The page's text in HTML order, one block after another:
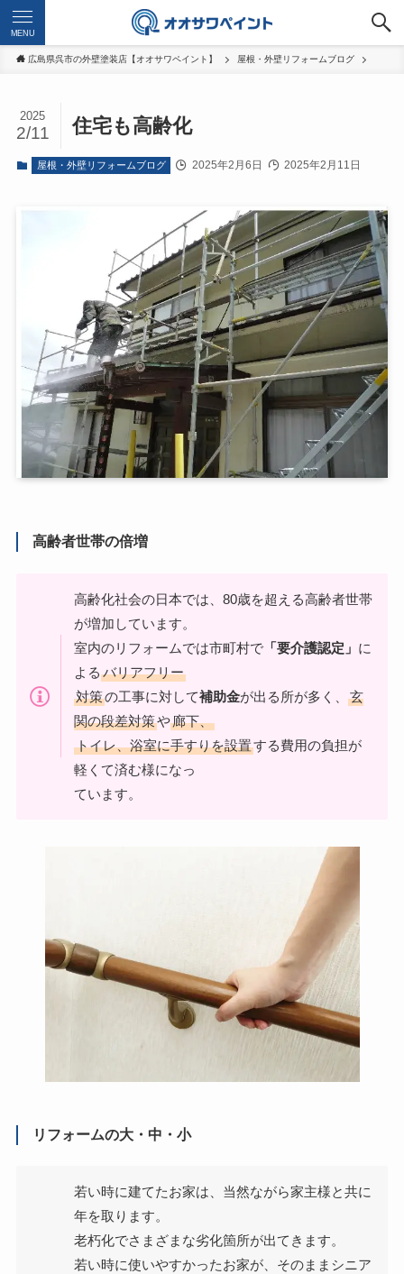
MENU
広島県呉市の外壁塗装店【オオサワペイント】 屋根・外壁リフォームブログ
住宅も高齢化
2025
2/11
屋根・外壁リフォームブログ 2025年2月6日 2025年2月11日
高齢者世帯の倍増
高齢化社会の日本では、80歳を超える高齢者世帯
が増加しています。
室内のリフォームでは市町村で「要介護認定」 に
よる バリアフリー
対策の工事に対して補助金が出る所が多く、
玄
関の段差対策や廊下、
トイレ、浴室に手すりを設置する費用の負担が
軽くて済む様になっ
ています。
リフォームの大・中・小
若い時に建てたお家は、当然ながら家主様と共に
年を取ります。
老朽化でさまざまな劣化箇所が出てきます。
若い時に使いやすかったお家が、そのままシニア